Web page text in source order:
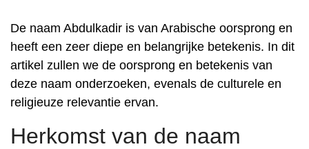
De naam Abdulkadir is van Arabische oorsprong en
heeft een zeer diepe en belangrijke betekenis. In dit
artikel zullen we de oorsprong en betekenis van
deze naam onderzoeken, evenals de culturele en
religieuze relevantie ervan.
Herkomst van de naam